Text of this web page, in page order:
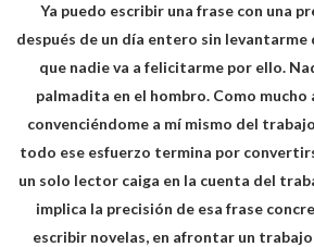
Ya puedo escribir una frase con una
después de un día entero sin levantarme
que nadie va a felicitarme por ello.
palmadita en el hombro. Como
convenciéndome a mí mismo del
todo ese esfuerzo termina por
un solo lector caiga en la cuenta del
implica la precisión de esa frase
escribir novelas, en afrontar un